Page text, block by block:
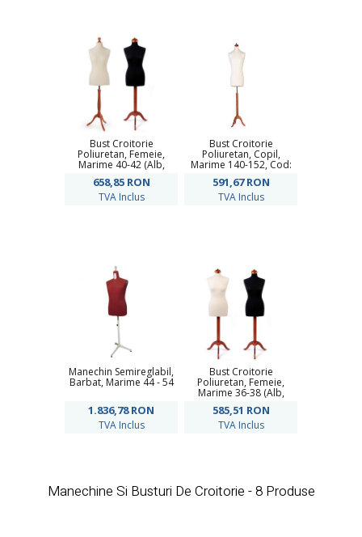
Bust Croitorie
Poliuretan, Femeie,
Marime 40-42 (Alb,
658,85 RON
TVA Inclus
Bust Croitorie
Poliuretan, Copil,
Marime 140-152, Cod:
591,67RON
TVA Inclus
Manechin Semireglabil,
Barbat, Marime 44 - 54
1.836,78RON
TVA Inclus
Bust Croitorie
Poliuretan, Femeie,
Marime 36-38 (Alb,
585,51 RON
TVA Inclus
Manechine Si Busturi De Croitorie - 8 Produse